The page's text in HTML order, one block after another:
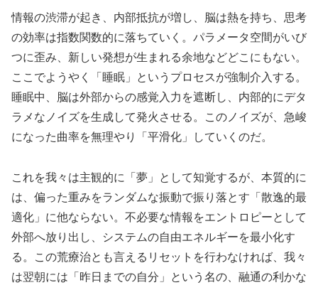
情報の渋滞が起き、内部抵抗が増し、脳は熱を持ち、思考
の効率は指数関数的に落ちていく。パラメータ空間がいび
つに歪み、新しい発想が生まれる余地などどこにもない。
ここでようやく「睡眠」というプロセスが強制介入する。
睡眠中、脳は外部からの感覚入力を遮断し、内部的にデタ
ラメなノイズを生成して発火させる。このノイズが、急峻
になった曲率を無理やり「平滑化」していくのだ。
これを我々は主観的に「夢」として知覚するが、本質的に
は、偏った重みをランダムな振動で振り落とす「散逸的最
適化」に他ならない。不必要な情報をエントロピーとして
外部へ放り出し、システムの自由エネルギーを最小化す
る。この荒療治とも言えるリセットを行わなければ、我々
は翌朝には「昨日までの自分」という名の、融通の利かな